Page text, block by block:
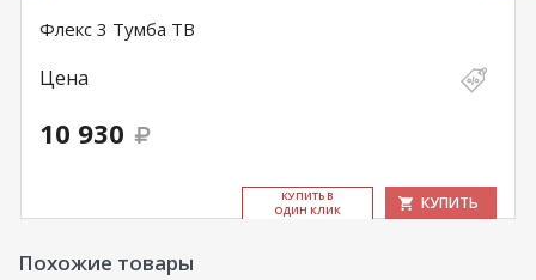
Флекс 3 Тумба ТВ
Цена
10 930
КУ­ПИТЬ В
ОДИН КЛИК
КУПИТЬ
Похожие товары